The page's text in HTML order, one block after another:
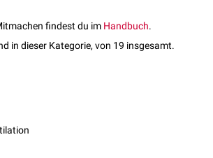
findest du im Handbuch.
in dieser Kategorie, von 19 insgesamt.